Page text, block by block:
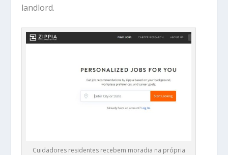
landlord.
Cuidadores residentes recebem moradia na própria